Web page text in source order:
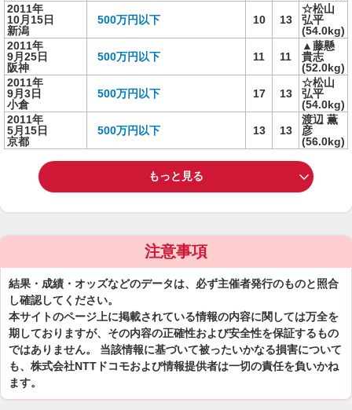
2011年
10月15日
新潟
500万円以下 10 13
☆松山
弘平
(54.0kg)
2011年
9月25日
阪神
500万円以下 11 11
▲藤懸
貴志
(52.0kg)
2011年
9月3日
小倉
500万円以下 17 13
☆松山
弘平
(54.0kg)
2011年
5月15日
京都
500万円以下 13 13
渡辺 薫
彦
(56.0kg)
もっと見る
注意事項
結果・成績・オッズなどのデータは、必ず主催者発行のものと照合
し確認してください。
本サイトのページ上に掲載されている情報の内容に関しては万全を
期しておりますが、その内容の正確性および安全性を保証するもの
ではありません。 当該情報に基づいて被ったいかなる損害について
も、株式会社NTTドコモおよび情報提供者は一切の責任を負いかね
ます。